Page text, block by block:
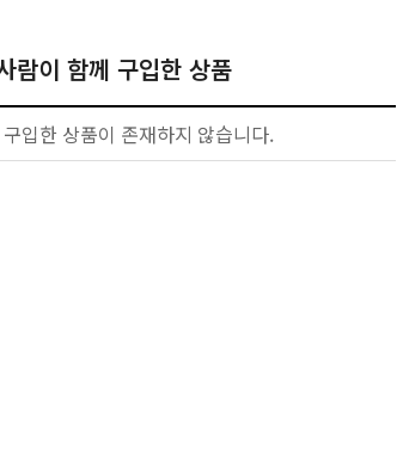
람이 함께 구입한 상품
입한 상품이 존재하지 않습니다.